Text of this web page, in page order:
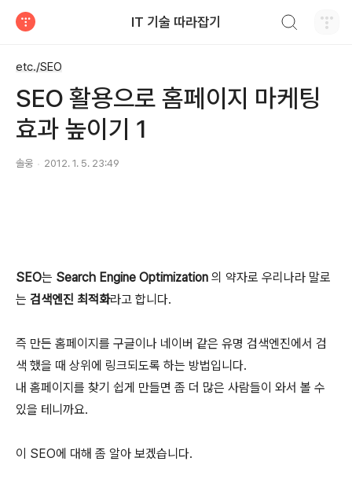
IT 기술 따라잡기
etc./SEO
SEO 활용으로 홈페이지 마케팅
효과 높이기 1
솔웅 2012. 1. 5. 23:49
SEO는 Search Engine Optimization 의 약자로 우리나라 말로
는 검색엔진 최적화라고 합니다.
즉 만든 홈페이지를 구글이나 네이버 같은 유명 검색엔진에서 검
색 했을 때 상위에 링크되도록 하는 방법입니다.
내 홈페이지를 찾기 쉽게 만들면 좀 더 많은 사람들이 와서 볼 수
있을 테니까요.
이 SEO에 대해 좀 알아 보겠습니다.